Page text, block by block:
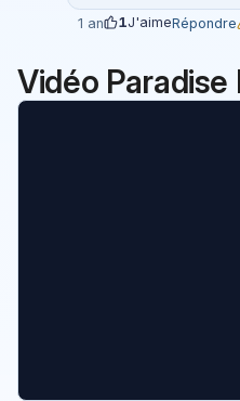
1 an 1J'aimeRépondre
Vidéo Paradise